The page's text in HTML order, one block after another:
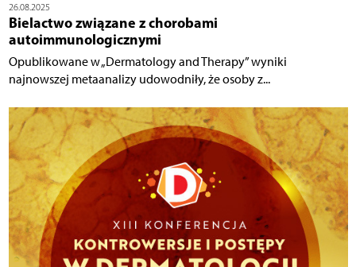
26.08.2025
Bielactwo związane z chorobami
autoimmunologicznymi
Opublikowane w „Dermatology and Therapy” wyniki
najnowszej metaanalizy udowodniły, że osoby z...